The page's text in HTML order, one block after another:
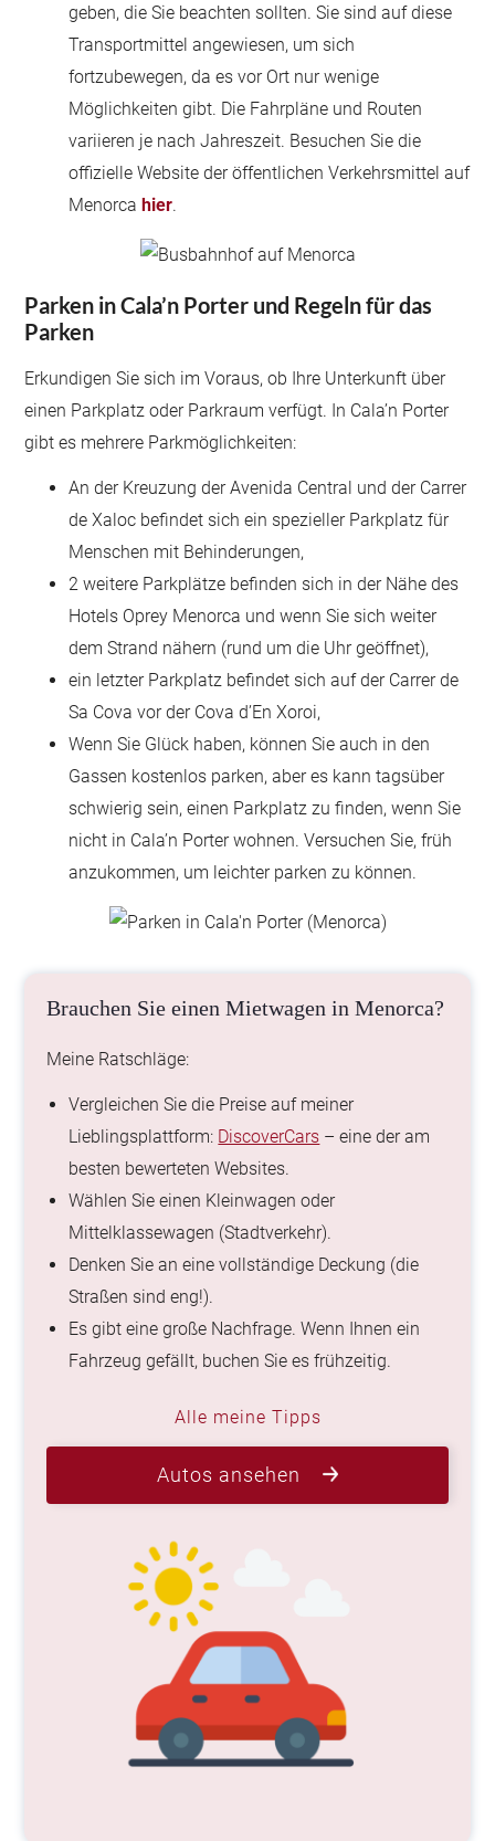
geben, die Sie beachten sollten. Sie sind auf diese
Transportmittel angewiesen, um sich
fortzubewegen, da es vor Ort nur wenige
Möglichkeiten gibt. Die Fahrpläne und Routen
variieren je nach Jahreszeit. Besuchen Sie die
offizielle Website der öffentlichen Verkehrsmittel auf
Menorcahier.
Parken in Cala’n Porter und Regeln für das
Parken
Erkundigen Sie sich im Voraus, ob Ihre Unterkunft über
einen Parkplatz oder Parkraum verfügt. In Cala’n Porter
gibt es mehrere Parkmöglichkeiten:
An der Kreuzung der Avenida Central und der Carrer
de Xaloc befindet sich ein spezieller Parkplatz für
Menschen mit Behinderungen,
2 weitere Parkplätze befinden sich in der Nähe des
Hotels Oprey Menorca und wenn Sie sich weiter
dem Strand nähern (rund um die Uhr geöffnet),
ein letzter Parkplatz befindet sich auf der Carrer de
Sa Cova vor der Cova d’En Xoroi,
Wenn Sie Glück haben, können Sie auch in den
Gassen kostenlos parken, aber es kann tagsüber
schwierig sein, einen Parkplatz zu finden, wenn Sie
nicht in Cala’n Porter wohnen. Versuchen Sie, früh
anzukommen, um leichter parken zu können.
Brauchen Sie einen Mietwagen in Menorca?
Meine Ratschläge:
Vergleichen Sie die Preise auf meiner
Lieblingsplattform: DiscoverCars – eine der am
besten bewerteten Websites.
Wählen Sie einen Kleinwagen oder
Mittelklassewagen (Stadtverkehr).
Denken Sie an eine vollständige Deckung (die
Straßen sind eng!).
Es gibt eine große Nachfrage. Wenn Ihnen ein
Fahrzeug gefällt, buchen Sie es frühzeitig.
Alle meine Tipps
Autos ansehen